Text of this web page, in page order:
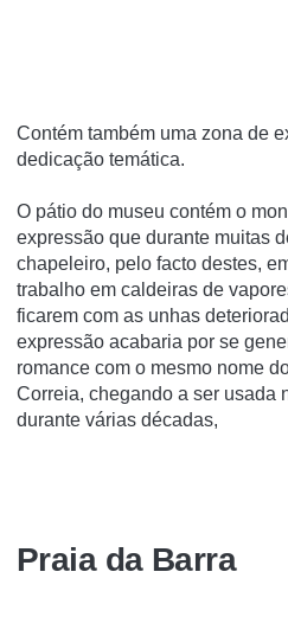
Contém também uma zona de
dedicação temática.
O pátio do museu contém o
expressão que durante muitas
chapeleiro, pelo facto destes,
trabalho em caldeiras de
ficarem com as unhas
expressão acabaria por se
romance com o mesmo nome
Correia, chegando a ser usada
durante várias décadas,
Praia da Barra